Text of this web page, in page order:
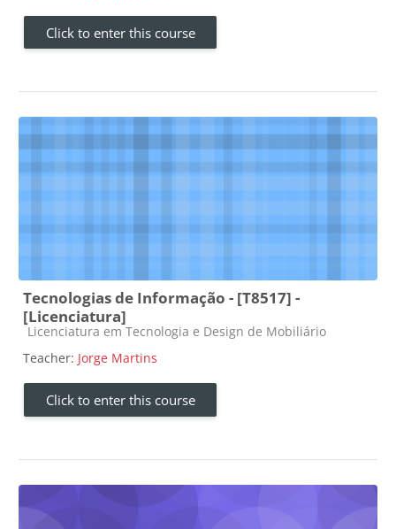
Click to enter this course
Tecnologias de Informação - [T8517] -
[Licenciatura]
Course category
Licenciatura em Tecnologia e Design de Mobiliário
Teacher: Jorge Martins
Click to enter this course